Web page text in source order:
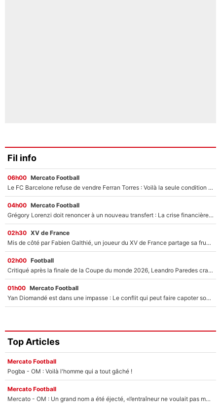
Fil info
06h00 Mercato Football
Le FC Barcelone refuse de vendre Ferran Torres : Voilà la seule condition qui peut débloquer son transfert au PSG !
04h00 Mercato Football
Grégory Lorenzi doit renoncer à un nouveau transfert : La crise financière plombe encore le mercato de l’OM !
02h30 XV de France
Mis de côté par Fabien Galthié, un joueur du XV de France partage sa frustration : «ils ne me l’ont pas dit tout de suite»
02h00 Football
Critiqué après la finale de la Coupe du monde 2026, Leandro Paredes craque encore en plein match et provoque une nouvelle polémique !
01h00 Mercato Football
Yan Diomandé est dans une impasse : Le conflit qui peut faire capoter son arrivée au Real Madrid après son transfert avorté au PSG !
Top Articles
Mercato Football
Pogba - OM : Voilà l'homme qui a tout gâché !
Mercato Football
Mercato - OM : Un grand nom a été éjecté, «l’entraîneur ne voulait pas me conserver»